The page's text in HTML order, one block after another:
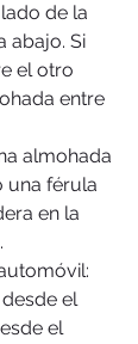
de la
abajo. Si
el otro
entre
almohada
una férula
en la
el
el